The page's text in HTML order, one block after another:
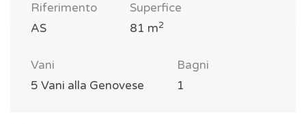
Riferimento
AS
Superfice
81 m2
Vani
5 Vani alla Genovese
Bagni
1